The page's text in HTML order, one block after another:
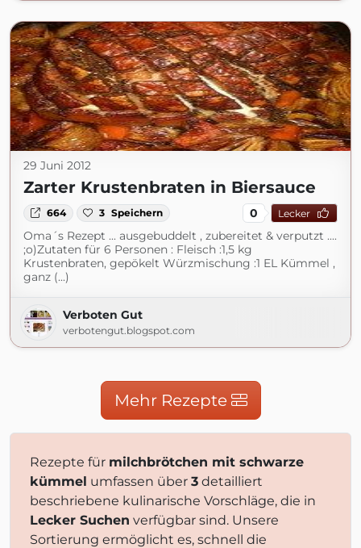
29 Juni 2012
Zarter Krustenbraten in Biersauce
664 3 Speichern 0 Lecker
Oma´s Rezept ... ausgebuddelt , zubereitet & verputzt ....
;o)Zutaten für 6 Personen : Fleisch :1,5 kg
Krustenbraten, gepökelt Würzmischung :1 EL Kümmel ,
ganz (...)
Verboten Gut
verbotengut.blogspot.com
Mehr Rezepte
Rezepte für milchbrötchen mit schwarze
kümmel umfassen über 3 detailliert
beschriebene kulinarische Vorschläge, die in
Lecker Suchen verfügbar sind. Unsere
Sortierung ermöglicht es, schnell die